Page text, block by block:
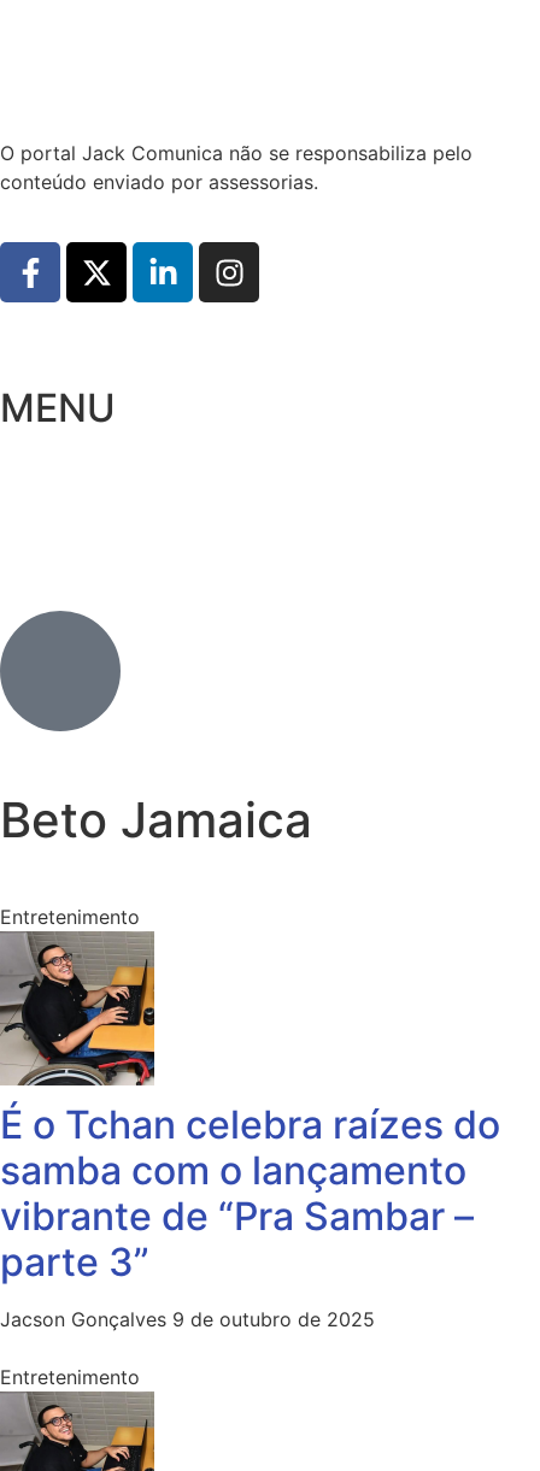
O portal Jack Comunica não se responsabiliza pelo
conteúdo enviado por assessorias.
MENU
Beto Jamaica
Entretenimento
É o Tchan celebra raízes do
samba com o lançamento
vibrante de “Pra Sambar –
parte 3”
Jacson Gonçalves 9 de outubro de 2025
Entretenimento